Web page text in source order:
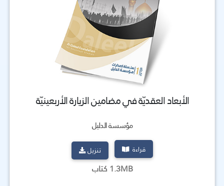
الأبعاد العقديّة في مضامين الزيارة الأربعينيّة
مؤسسة الدليل
قراءة تنزيل
1.3MB كتاب